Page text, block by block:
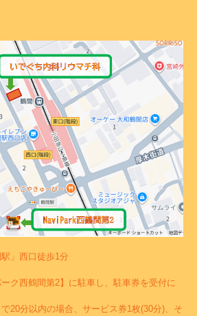
」西口徒歩1分
ク西鶴間第2】に駐車し、駐車券を受付に
20分以内の場合、サービス券1枚(30分)、そ